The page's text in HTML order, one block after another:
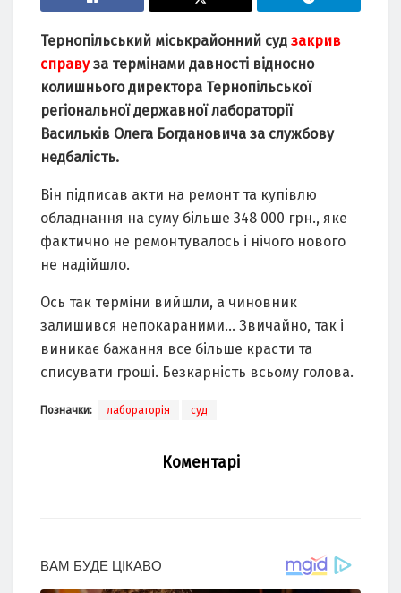
Тернопільський міськрайонний суд закрив
справуза термінами давності відносно
колишнього директора Тернопільської
регіональної державної лабораторії
Васильків Олега Богдановича за службову
недбалість.
Він підписав акти на ремонт та купівлю
обладнання на суму більше 348 000 грн., яке
фактично не ремонтувалось і нічого нового
не надійшло.
Ось так терміни вийшли, а чиновник
залишився непокараними… Звичайно, так і
виникає бажання все більше красти та
списувати гроші. Безкарність всьому голова.
Позначки: лабораторія суд
Коментарі